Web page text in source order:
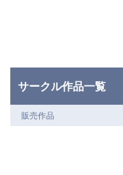
サークル作品一覧
販売作品